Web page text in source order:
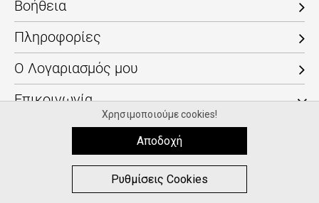
Βοήθεια
Πληροφορίες
Ο Λογαριασμός μου
Επικοινωνία
Τηλ: +30 2611812045
Καθημερινά: 10:00 - 15:00
Χρησιμοποιούμε cookies!
Αποδοχή
Ρυθμίσεις Cookies